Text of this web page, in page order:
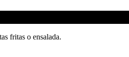
fritas o ensalada.